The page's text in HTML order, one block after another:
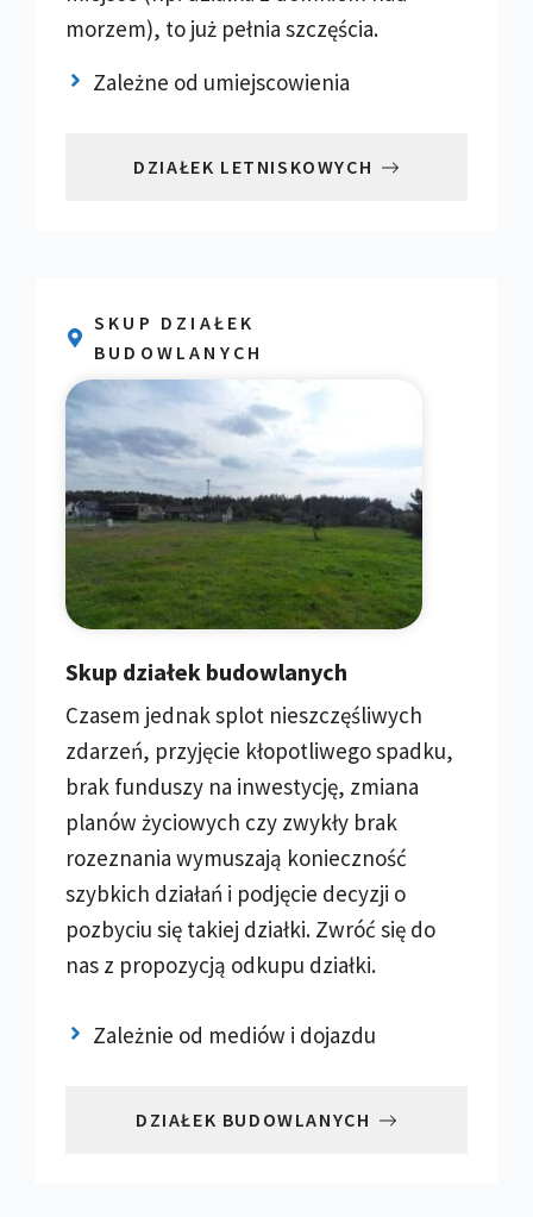
morzem), to już pełnia szczęścia.
Zależne od umiejscowienia
DZIAŁEK LETNISKOWYCH
SKUP DZIAŁEK
BUDOWLANYCH
Skup działek budowlanych
Czasem jednak splot nieszczęśliwych
zdarzeń, przyjęcie kłopotliwego spadku,
brak funduszy na inwestycję, zmiana
planów życiowych czy zwykły brak
rozeznania wymuszają konieczność
szybkich działań i podjęcie decyzji o
pozbyciu się takiej działki. Zwróć się do
nas z propozycją odkupu działki.
Zależnie od mediów i dojazdu
DZIAŁEK BUDOWLANYCH